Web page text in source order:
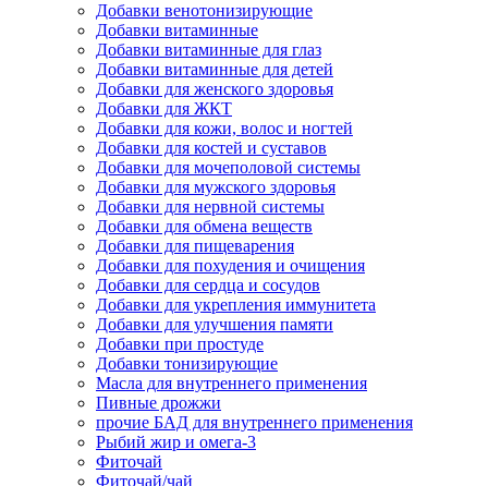
Добавки венотонизирующие
Добавки витаминные
Добавки витаминные для глаз
Добавки витаминные для детей
Добавки для женского здоровья
Добавки для ЖКТ
Добавки для кожи, волос и ногтей
Добавки для костей и суставов
Добавки для мочеполовой системы
Добавки для мужского здоровья
Добавки для нервной системы
Добавки для обмена веществ
Добавки для пищеварения
Добавки для похудения и очищения
Добавки для сердца и сосудов
Добавки для укрепления иммунитета
Добавки для улучшения памяти
Добавки при простуде
Добавки тонизирующие
Масла для внутреннего применения
Пивные дрожжи
прочие БАД для внутреннего применения
Рыбий жир и омега-3
Фиточай
Фиточай/чай